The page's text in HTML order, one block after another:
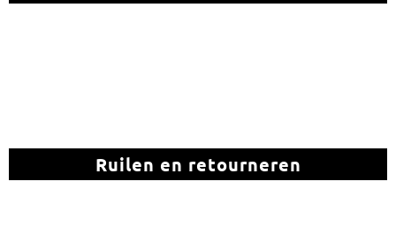
Ruilen en retourneren